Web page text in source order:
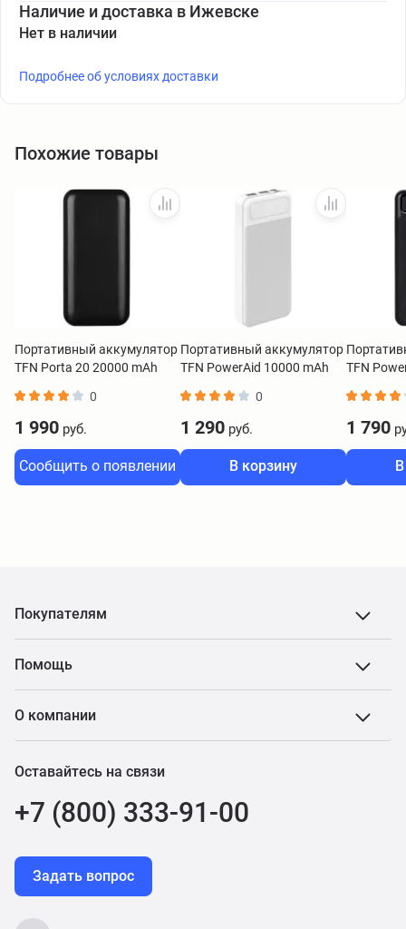
Наличие и доставка в Ижевске
Нет в наличии
Подробнее об условиях доставки
Похожие товары
Портативный аккумулятор
TFN Porta 20 20000 mAh
0
1 990 руб.
Сообщить о появлении
Портативный аккумулятор
TFN PowerAid 10000 mAh
0
1 290 руб.
В корзину
TFN
1 790
Покупателям
Помощь
О компании
Оставайтесь на связи
+7 (800) 333-91-00
Задать вопрос